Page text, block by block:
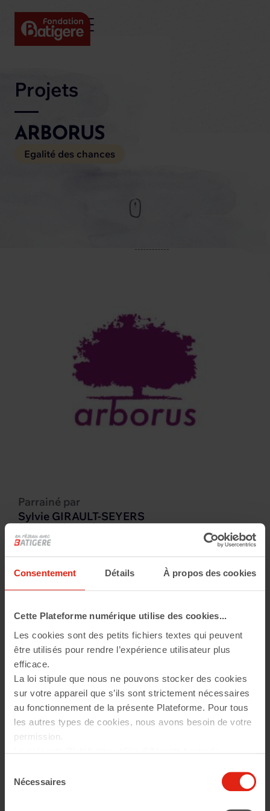
Consentement Détails À propos des cookies
Cette Plateforme numérique utilise des cookies...
Les cookies sont des petits fichiers textes qui peuvent
être utilisés pour rendre l’expérience utilisateur plus
efficace.
La loi stipule que nous ne pouvons stocker des cookies
sur votre appareil que s’ils sont strictement nécessaires
au fonctionnement de la présente Plateforme. Pour tous
les autres types de cookies, nous avons besoin de votre
permission.
tiers qui apparaissent sur nos pages. À tout moment,
vous pouvez modifier ou retirer votre consentement.
En savoir plus sur qui nous sommes, comment vous
Nécessaires
Projets
ARBORUS
Egalité des chances
L’Association ARBORUS promeut l’égalité entre les
femmes et les hommes dans le monde à travers
notamment la diffusion d’un standard européen et
mondial : le label européen et international Gender
L’Association ARBORUS a développé en 2015
Parrainé par
Sylvie GIRAULT-SEYERS
Porteur du projet
Cristina LUNGHI
Ile-de-France
Montant de la subvention
9 000 €
2024